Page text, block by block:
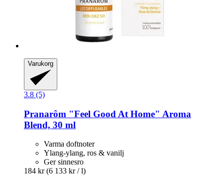
Varukorg
3.8 (5)
Pranarôm "Feel Good At Home" Aroma
Blend, 30 ml
Varma doftnoter
Ylang-ylang, ros & vanilj
Ger sinnesro
184 kr (6 133 kr / l)